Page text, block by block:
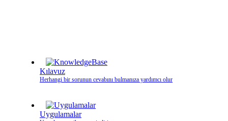
Kılavuz
Herhangi bir sorunun cevabını bulmanıza yardımcı olur
Uygulamalar